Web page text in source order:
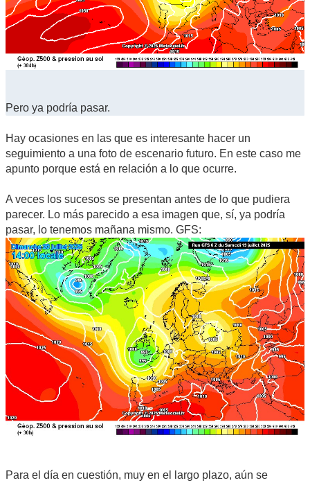
Pero ya podría pasar.
Hay ocasiones en las que es interesante hacer un
seguimiento a una foto de escenario futuro. En este caso me
apunto porque está en relación a lo que ocurre.
A veces los sucesos se presentan antes de lo que pudiera
parecer. Lo más parecido a esa imagen que, sí, ya podría
pasar, lo tenemos mañana mismo. GFS:
Para el día en cuestión, muy en el largo plazo, aún se